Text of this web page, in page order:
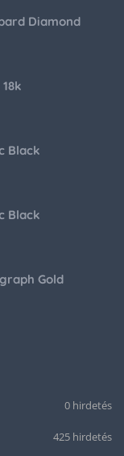
Diamond
Black
Black
Gold
0 hirdetés
425 hirdetés